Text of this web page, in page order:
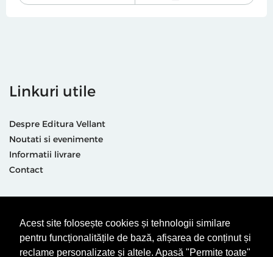
Acest site folosește cookies și tehnologii similare
pentru funcționalitățile de bază, afișarea de conținut și
reclame personalizate și altele. Apasă "Permite toate"
Linkuri utile
Despre Editura Vellant
Noutati si evenimente
Informatii livrare
Contact